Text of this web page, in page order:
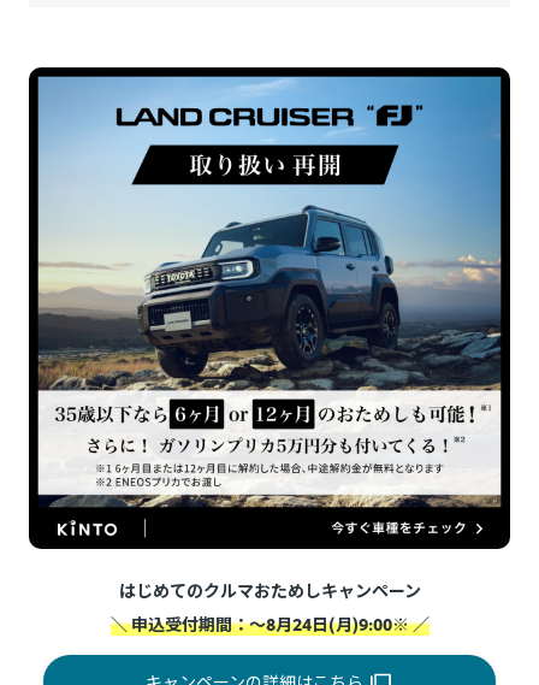
はじめてのクルマおためしキャンペーン
＼ 申込受付期間：～8月24日(月)9:00※ ／